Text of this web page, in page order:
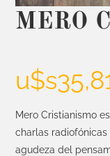
MERO
u$s
Mero Cristianismo
charlas
agudeza del